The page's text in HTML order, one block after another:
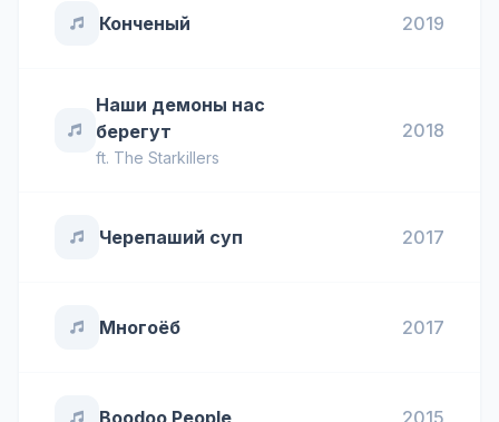
Конченый 2019
Наши демоны нас
берегут
ft. The Starkillers
2018
Черепаший суп 2017
Многоёб 2017
Boodoo People 2015